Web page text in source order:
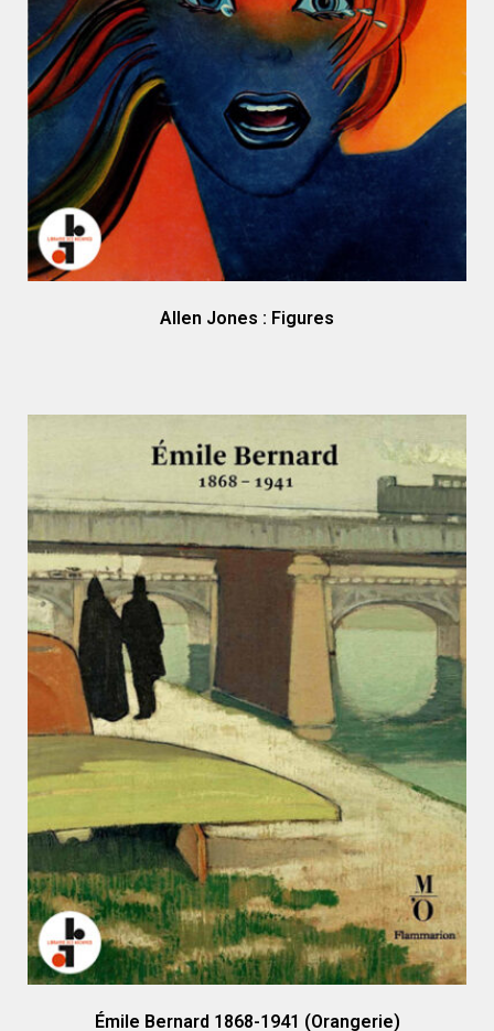
Allen Jones : Figures
Émile Bernard 1868-1941 (Orangerie)